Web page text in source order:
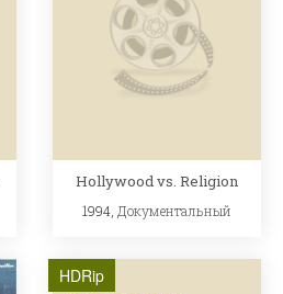
Hollywood vs. Religion
1994, Документальный
HDRip